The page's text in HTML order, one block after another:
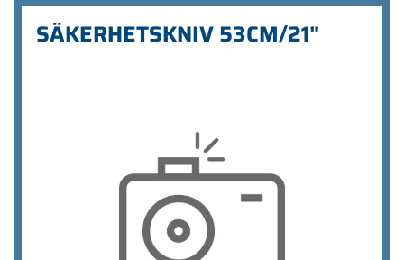
SÄKERHETSKNIV 53CM/21"